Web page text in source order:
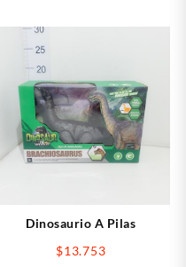
Dinosaurio A Pilas
$13.753